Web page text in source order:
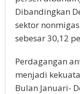
Dibandingkan
sektor
sebesar 30,12
Perdagangan
menjadi
Bulan Januari-